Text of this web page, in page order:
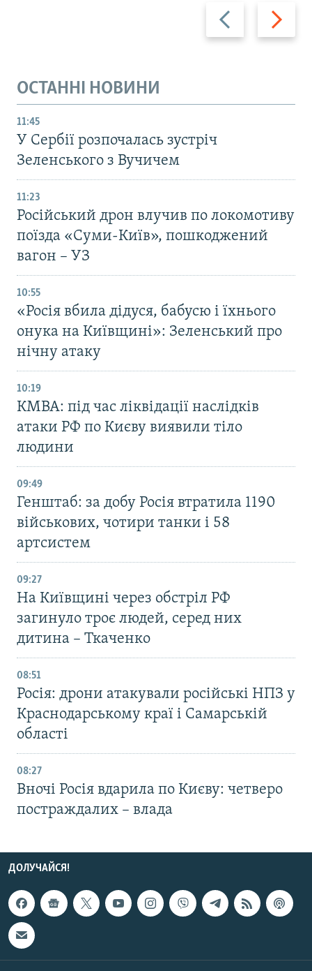
Назад Вперед
ОСТАННІ НОВИНИ
11:45
У Сербії розпочалась зустріч
Зеленського з Вучичем
11:23
Російський дрон влучив по локомотиву
поїзда «Суми-Київ», пошкоджений
вагон – УЗ
10:55
«Росія вбила дідуся, бабусю і їхнього
онука на Київщині»: Зеленський про
нічну атаку
10:19
КМВА: під час ліквідації наслідків
атаки РФ по Києву виявили тіло
людини
09:49
Генштаб: за добу Росія втратила 1190
військових, чотири танки і 58
артсистем
09:27
На Київщині через обстріл РФ
загинуло троє людей, серед них
дитина – Ткаченко
08:51
Росія: дрони атакували російські НПЗ у
Краснодарському краї і Самарській
області
08:27
Вночі Росія вдарила по Києву: четверо
постраждалих – влада
ДОЛУЧАЙСЯ!